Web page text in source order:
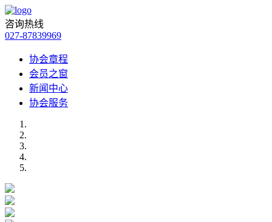
咨询热线
027-87839969
协会章程
会员之窗
新闻中心
协会服务